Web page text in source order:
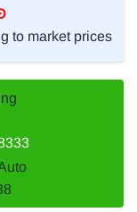
to market prices